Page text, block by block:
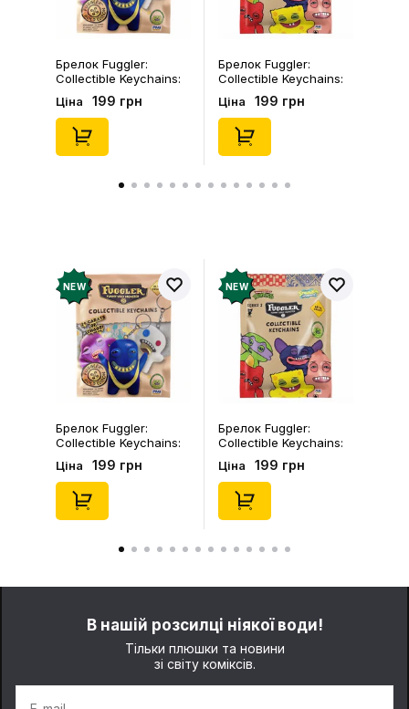
Брелок Fuggler:
Collectible Keychains:
Gold Edition: Series 3
(Blind Box: 1 з 24),
(11550)
Ціна 199 грн
Брелок Fuggler:
Collectible Keychains:
Series 2 (Blind Box: 1 з
46), (15475)
Ціна 199 грн
NEW
Брелок Fuggler:
Collectible Keychains:
Gold Edition: Series 3
(Blind Box: 1 з 24),
(11550)
Ціна 199 грн
NEW
Брелок Fuggler:
Collectible Keychains:
Series 2 (Blind Box: 1 з
46), (15475)
Ціна 199 грн
В нашій розсилці ніякої води!
Тільки плюшки та новини
зі світу коміксів.